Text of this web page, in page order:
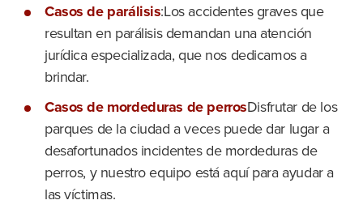
Casos de parálisis:Los accidentes graves que
resultan en parálisis demandan una atención
jurídica especializada, que nos dedicamos a
brindar.
Casos de mordeduras de perrosDisfrutar de los
parques de la ciudad a veces puede dar lugar a
desafortunados incidentes de mordeduras de
perros, y nuestro equipo está aquí para ayudar a
las víctimas.